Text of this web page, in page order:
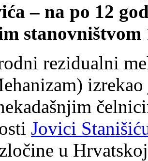
– na po 12
stanovništvom
rezidualni
Jovici
u